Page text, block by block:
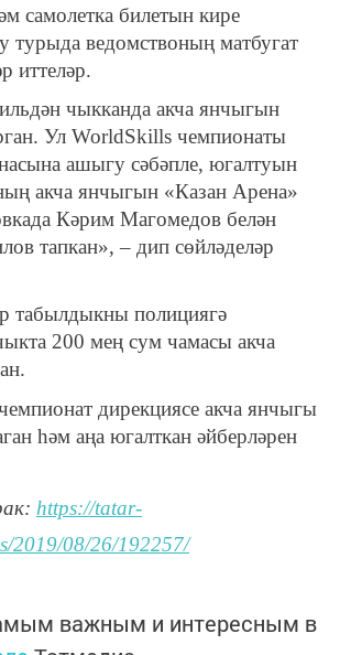
самолетка билетын кире
турыда ведомствоның матбугат
иттеләр.
чыкканда акча янчыгын
Ул WorldSkills чемпионаты
ашыгу сәбәпле, югалтуын
акча янчыгын «Казан Арена»
Кәрим Магомедов белән
тапкан», – дип сөйләделәр
табылдыкны полициягә
200 мең сум чамасы акча
дирекциясе акча янчыгы
һәм аңа югалткан әйберләрен
https://tatar-
2019/08/26/192257/
важным и интересным в